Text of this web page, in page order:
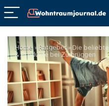
Home»Ratgeber»Die
& Produkte bei Zurbrüggen